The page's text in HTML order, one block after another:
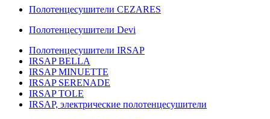
Полотенцесушители CEZARES
Полотенцесушители Devi
Полотенцесушители IRSAP
IRSAP BELLA
IRSAP MINUETTE
IRSAP SERENADE
IRSAP TOLE
IRSAP, электрические полотенцесушители